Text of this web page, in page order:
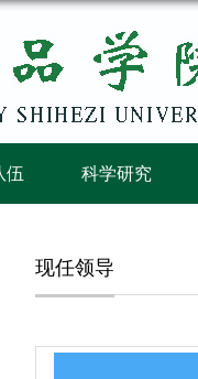
伍 科学研究
现任领导